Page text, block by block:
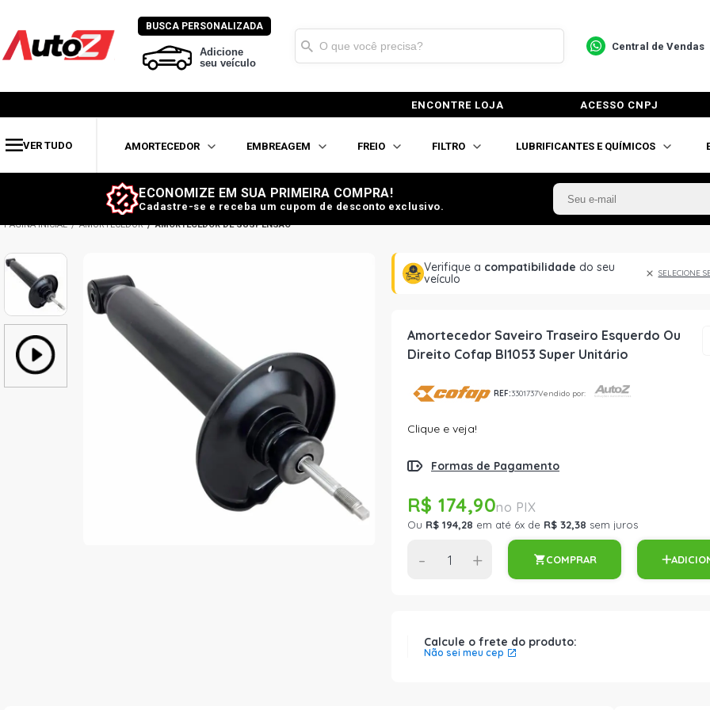
BUSCA PERSONALIZADA
Adicione
seu veículo
Central de Vendas
ENCONTRE LOJA ACESSO CNPJ
VER TUDO AMORTECEDOR EMBREAGEM FREIO FILTRO LUBRIFICANTES E QUÍMICOS
ECONOMIZE EM SUA PRIMEIRA COMPRA!
Cadastre-se e receba um cupom de desconto exclusivo.
AMORTECEDOR AMORTECEDOR DE SUSPENSÃO
Verifique a compatibilidade do seu
veículo
SELECIONE
Amortecedor Saveiro Traseiro Esquerdo Ou
Direito Cofap Bl1053 Super Unitário
REF:3301737Vendido por:
Clique e veja!
Formas de Pagamento
R$ 174,90
Ou R$ 194,28 em até 6x de R$ 32,38 sem juros
- + COMPRAR
Calcule o frete do produto:
Não sei meu cep